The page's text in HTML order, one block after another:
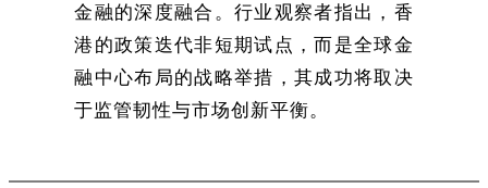
金融的深度融合。行业观察者指出，香
港的政策迭代非短期试点，而是全球金
融中心布局的战略举措，其成功将取决
于监管韧性与市场创新平衡。